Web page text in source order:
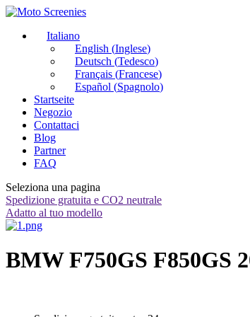
Italiano
English (Inglese)
Deutsch (Tedesco)
Français (Francese)
Español (Spagnolo)
Startseite
Negozio
Contattaci
Blog
Partner
FAQ
Seleziona una pagina
Spedizione gratuita e CO2 neutrale
Adatto al tuo modello
BMW F750GS F850GS